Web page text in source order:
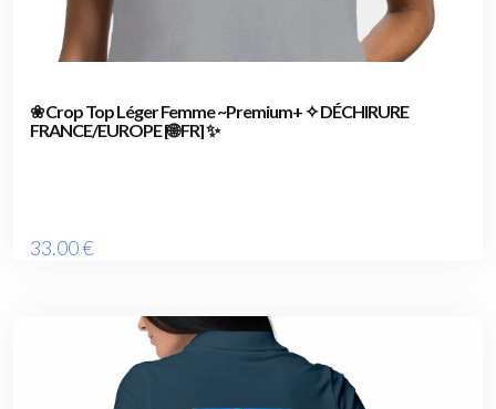
❀ Crop Top Léger Femme ~Premium+ ✧ DÉCHIRURE
FRANCE/EUROPE [🌐 FR] ✨
33.00€